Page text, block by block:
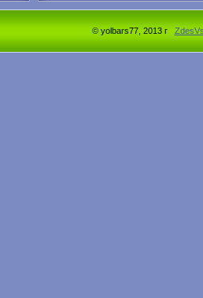
© yolbars77, 2013 г